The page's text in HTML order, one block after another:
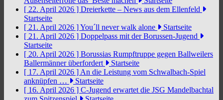
[ 22. April 2026 ] Dreierkette – News aus dem Ellenfeld
Startseite
[ 21. April 2026 ]You´ll never walk alone
Startseite
[ 21. April 2026 ] Doppelpass mit der Borussen-Jugend
Startseite
[ 20. April 2026 ] Borussias Rumpftruppe gegen Ballweilers
Ballermänner überfordert
Startseite
[ 17. April 2026 ] An die Leistung vom Schwalbach-Spiel
anknüpfen …
Startseite
[ 16. April 2026 ] C-Jugend erwartet die JSG Mandelbachtal